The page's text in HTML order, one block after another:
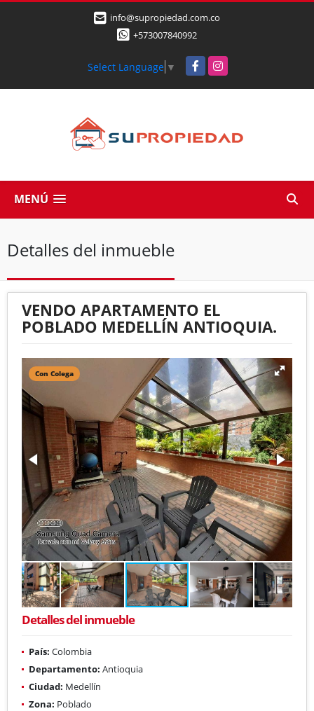
info@supropiedad.com.co
+573007840992
Select Language ▼ FacebookInstagram
MENÚ
Detalles del inmueble
VENDO APARTAMENTO EL
POBLADO MEDELLÍN ANTIOQUIA.
Con Colega
Detalles del inmueble
País: Colombia
Departamento: Antioquia
Ciudad: Medellín
Zona: Poblado